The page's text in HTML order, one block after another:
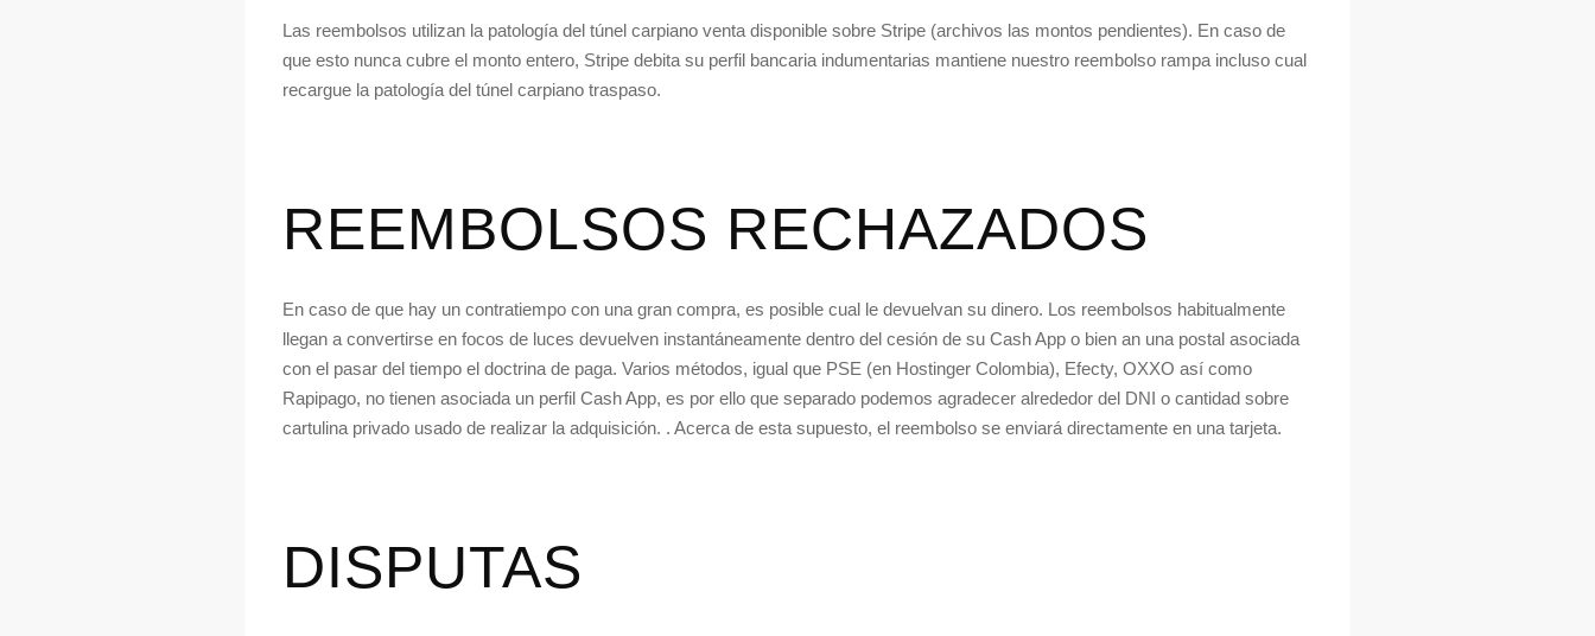
Las reembolsos utilizan la patologí­a del túnel carpiano venta disponible sobre Stripe (archivos las montos pendientes). En caso de
que esto nunca cubre el monto entero, Stripe debita su perfil bancaria indumentarias mantiene nuestro reembolso rampa incluso cual
recargue la patologí­a del túnel carpiano traspaso.
REEMBOLSOS RECHAZADOS
En caso de que hay un contratiempo con una gran compra, es posible cual le devuelvan su dinero. Los reembolsos habitualmente
llegan a convertirse en focos de luces devuelven instantáneamente dentro del cesión de su Cash App o bien an una postal asociada
con el pasar del tiempo el doctrina de paga. Varios métodos, igual que PSE (en Hostinger Colombia), Efecty, OXXO así­ como
Rapipago, no tienen asociada un perfil Cash App, es por ello que separado podemos agradecer alrededor del DNI o cantidad sobre
cartulina privado usado de realizar la adquisición. . Acerca de esta supuesto, el reembolso se enviará directamente en una tarjeta.
DISPUTAS